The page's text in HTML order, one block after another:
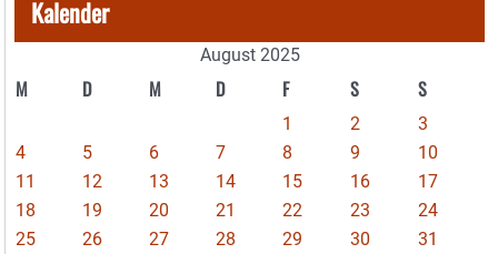
Kalender
August 2025
M D M D F S S
1 2
3
4
5 6 7 8 9
10
11
12 13 14 15 16
17
18
19 20 21 22 23
24
25
26 27 28 29 30
31